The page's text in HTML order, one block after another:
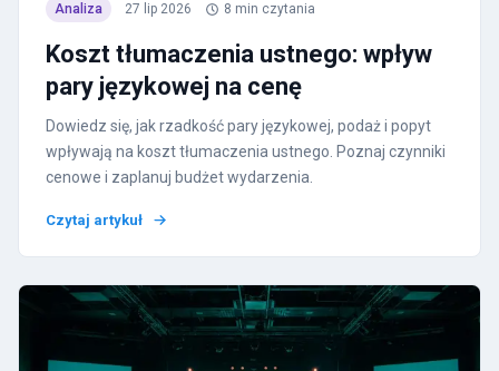
Analiza 27 lip 2026 8 min czytania
Koszt tłumaczenia ustnego: wpływ
pary językowej na cenę
Dowiedz się, jak rzadkość pary językowej, podaż i popyt
wpływają na koszt tłumaczenia ustnego. Poznaj czynniki
cenowe i zaplanuj budżet wydarzenia.
Czytaj artykuł